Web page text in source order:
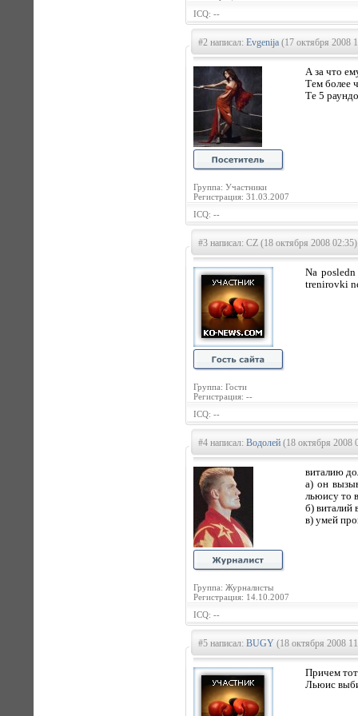
ICQ: --
#2 написал: Evgenija (17 октября 2008
Группа: Участники
Регистрация: 31.03.2007
А за что
Тем более
Те 5
ICQ: --
#3 написал: CZ (18 октября 2008 02:35)
Группа: Гости
Регистрация: --
Na
trenirovki
ICQ: --
#4 написал: Водолей (18 октября 2008
Группа: Журналисты
Регистрация: 14.10.2007
виталию
а) он
льюису то
б) виталий
в) умей
ICQ: --
#5 написал: BUGY (18 октября 2008
Причем
Льюис